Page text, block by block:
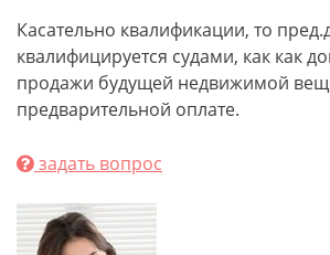
Касательно квалификации, то
квалифицируется судами, как как
продажи будущей недвижимой
предварительной оплате.
задать вопрос